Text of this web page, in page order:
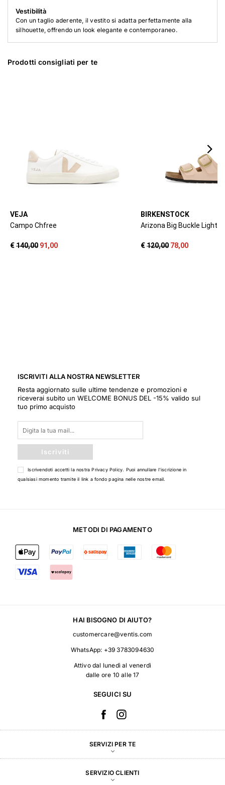
Vestibilità
Con un taglio aderente, il vestito si adatta perfettamente alla
silhouette, offrendo un look elegante e contemporaneo.
Prodotti consigliati per te
ISCRIVITI ALLA NOSTRA NEWSLETTER
Resta aggiornato sulle ultime tendenze e promozioni e
riceverai subito un WELCOME BONUS DEL -15% valido sul
tuo primo acquisto
Iscriviti
Iscrivendoti accetti la nostraPrivacy Policy . Puoi annullare l'iscrizione in
qualsiasi momento tramite il link a fondo pagina nelle nostre email.
METODI DI PAGAMENTO
HAI BISOGNO DI AIUTO?
customercare@ventis.com
WhatsApp: +39 3783094630
Attivo dal lunedì al venerdì
dalle ore 10 alle 17
SEGUICI SU
SERVIZI PER TE
SERVIZIO CLIENTI